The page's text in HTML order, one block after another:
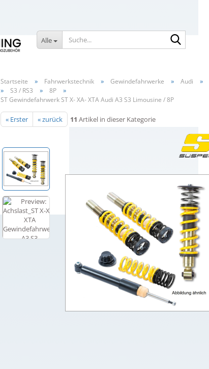
Alle
Startseite » Fahrwerkstechnik » Gewindefahrwerke » Audi »
» S3 / RS3 » 8P »
ST Gewindefahrwerk ST X- XA- XTA Audi A3 S3 Limousine / 8P
« Erster « zurück 11 Artikel in dieser Kategorie